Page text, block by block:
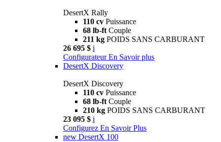
DesertX Rally
110 cv Puissance
68 lb-ft Couple
211 kg POIDS SANS CARBURANT
26 695 $ i
Configurateur En Savoir plus
DesertX Discovery
DesertX Discovery
110 cv Puissance
68 lb-ft Couple
210 kg POIDS SANS CARBURANT
23 095 $ i
Configurez En Savoir Plus
new DesertX 100